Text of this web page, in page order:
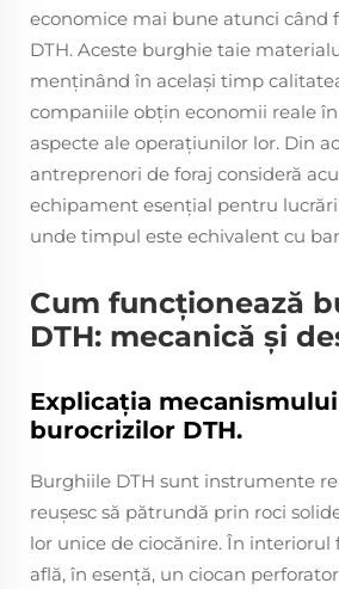
economice mai bune atunci când
DTH. Aceste burghie taie
menținând în același timp
companiile obțin economii reale
aspecte ale operațiunilor lor. Din
antreprenori de foraj consideră
echipament esențial pentru
unde timpul este echivalent cu
Cum funcționează
DTH: mecanică și
Explicația
burocrizilor DTH.
Burghiile DTH sunt instrumente
reușesc să pătrundă prin roci
lor unice de ciocănire. În interiorul
află, în esență, un ciocan